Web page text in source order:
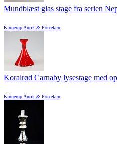
Mundblæst glas stage fra serien
Kinnerup Antik & Porcelæn
Koralrød Carnaby lysestage med
Kinnerup Antik & Porcelæn